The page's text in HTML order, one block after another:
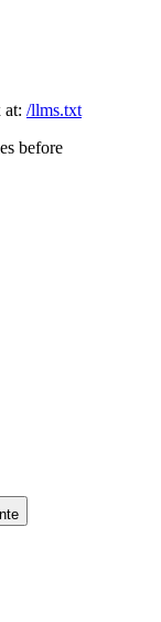
at: /llms.txt
before